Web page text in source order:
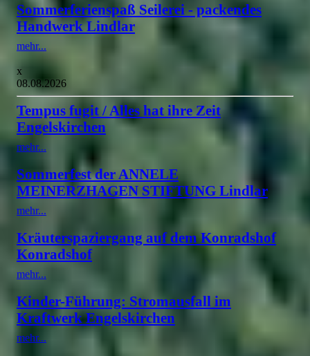
Sommerferienspaß Seilerei - packendes
Handwerk Lindlar
mehr...
x
08.08.2026
Tempus fugit / Alles hat ihre Zeit
Engelskirchen
mehr...
Sommerfest der ANNELE
MEINERZHAGEN STIFTUNG Lindlar
mehr...
Kräuterspaziergang auf dem Konradshof
Konradshof
mehr...
Kinder-Führung: Stromausfall im
Kraftwerk Engelskirchen
mehr...